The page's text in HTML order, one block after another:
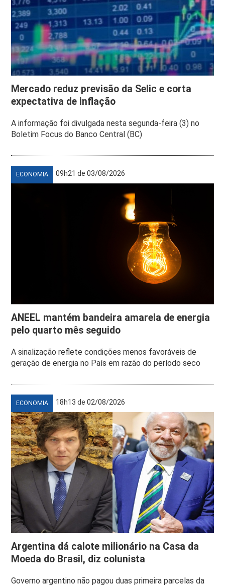
Mercado reduz previsão da Selic e corta
expectativa de inflação
A informação foi divulgada nesta segunda-feira (3) no
Boletim Focus do Banco Central (BC)
ECONOMIA 09h21 de 03/08/2026
ANEEL mantém bandeira amarela de energia
pelo quarto mês seguido
A sinalização reflete condições menos favoráveis de
geração de energia no País em razão do período seco
ECONOMIA 18h13 de 02/08/2026
Argentina dá calote milionário na Casa da
Moeda do Brasil, diz colunista
Governo argentino não pagou duas primeira parcelas da